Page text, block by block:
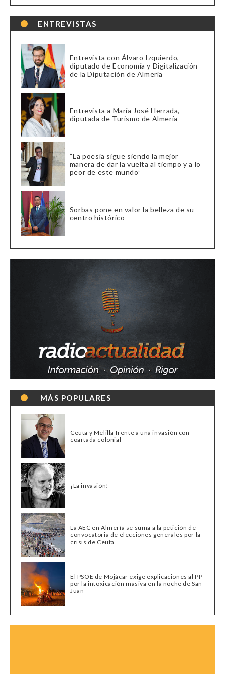
ENTREVISTAS
Entrevista con Álvaro Izquierdo,
diputado de Economía y Digitalización
de la Diputación de Almería
Entrevista a María José Herrada,
diputada de Turismo de Almería
“La poesía sigue siendo la mejor
manera de dar la vuelta al tiempo y a lo
peor de este mundo”
Sorbas pone en valor la belleza de su
centro histórico
MÁS POPULARES
Ceuta y Melilla frente a una invasión con
coartada colonial
¡La invasión!
La AEC en Almería se suma a la petición de
convocatoria de elecciones generales por la
crisis de Ceuta
El PSOE de Mojácar exige explicaciones al PP
por la intoxicación masiva en la noche de San
Juan